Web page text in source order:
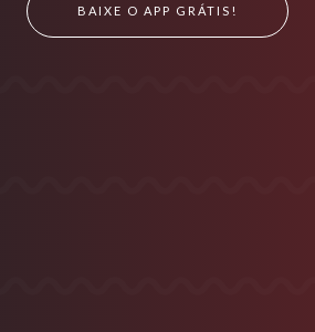
BAIXE O APP GRÁTIS!